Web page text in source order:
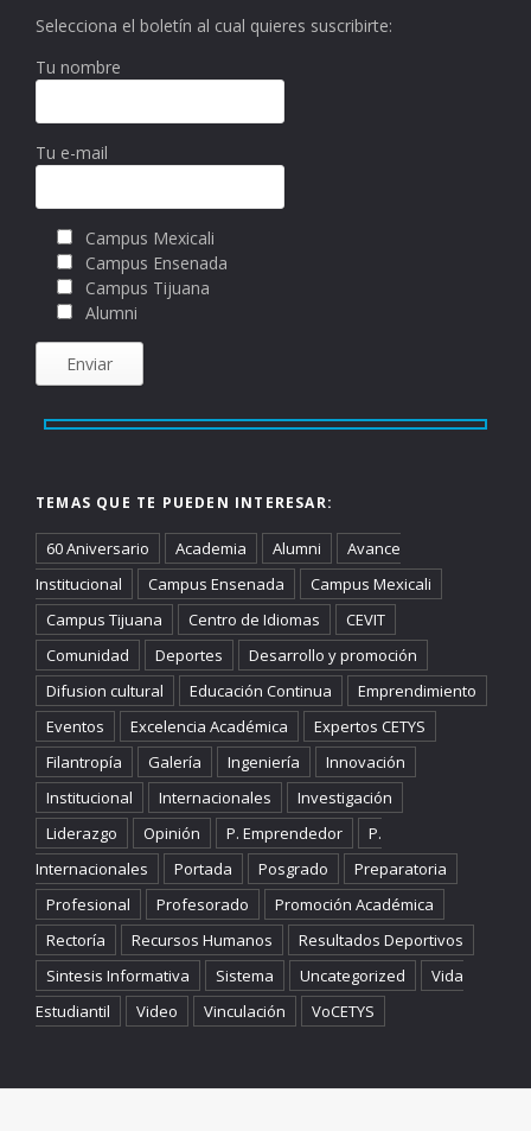
Selecciona el boletín al cual quieres suscribirte:
Tu nombre
Tu e-mail
Campus Mexicali
Campus Ensenada
Campus Tijuana
Alumni
TEMAS QUE TE PUEDEN INTERESAR:
60 Aniversario Academia Alumni
Avance
Institucional
Campus Ensenada
Campus Mexicali
Campus Tijuana
Centro de Idiomas
CEVIT
Comunidad
Deportes
Desarrollo y promoción
Difusion cultural
Educación Continua
Emprendimiento
Eventos
Excelencia Académica
Expertos CETYS
Filantropía
Galería Ingeniería
Innovación
Institucional
Internacionales
Investigación
Liderazgo
Opinión P. Emprendedor
P.
Internacionales
Portada Posgrado
Preparatoria
Profesional
Profesorado
Promoción Académica
Rectoría
Recursos Humanos
Resultados Deportivos
Sintesis Informativa
Sistema Uncategorized
Vida
Estudiantil
Video Vinculación VoCETYS